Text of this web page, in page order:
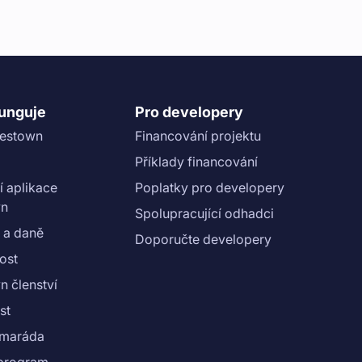
aplikace
daně
členství
Pro developery
Financování projektu
Příklady financování
Poplatky pro developery
Spolupracující odhadci
Doporučte developery